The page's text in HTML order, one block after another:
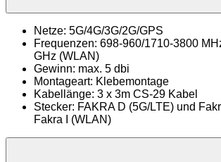
Netze: 5G/4G/3G/2G/GPS
Frequenzen: 698-960/1710-3800
GHz (WLAN)
Gewinn: max. 5 dbi
Montageart: Klebemontage
Kabellänge: 3 x 3m CS-29 Kabel
Stecker: FAKRA D (5G/LTE) und
Fakra I (WLAN)